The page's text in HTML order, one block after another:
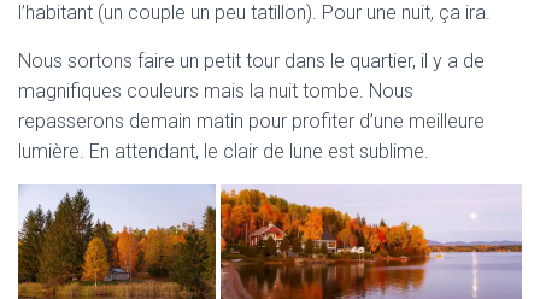
l’habitant (un couple un peu tatillon). Pour une nuit, ça ira.
Nous sortons faire un petit tour dans le quartier, il y a de
magnifiques couleurs mais la nuit tombe. Nous
repasserons demain matin pour profiter d’une meilleure
lumière. En attendant, le clair de lune est sublime.